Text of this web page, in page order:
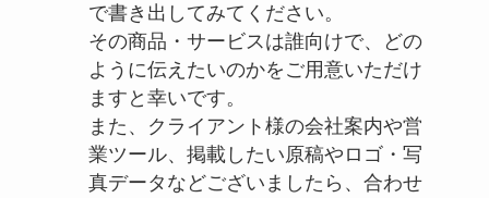
で書き出してみてください。
その商品・サービスは誰向けで、どの
ように伝えたいのかをご用意いただけ
ますと幸いです。
また、クライアント様の会社案内や営
業ツール、掲載したい原稿やロゴ・写
真データなどございましたら、合わせ